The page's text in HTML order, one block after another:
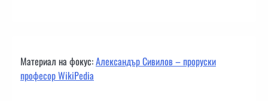
Материал на фокус:Александър Сивилов – проруски
професор WikiPedia